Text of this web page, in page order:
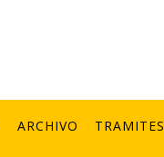
ARCHIVO TRAMITES